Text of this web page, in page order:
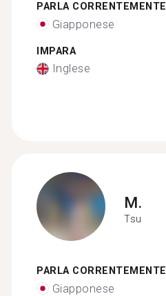
PARLA CORRENTEMENTE
Giapponese
IMPARA
Inglese
M.
Tsu
PARLA CORRENTEMENTE
Giapponese